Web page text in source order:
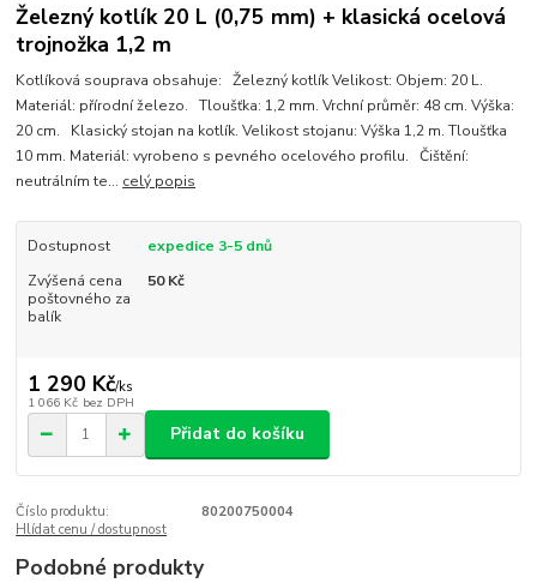
Železný kotlík 20 L (0,75 mm) + klasická ocelová
trojnožka 1,2 m
Kotlíková souprava obsahuje: Železný kotlík Velikost: Objem: 20 L.
Materiál: přírodní železo. Tloušťka: 1,2 mm. Vrchní průměr: 48 cm. Výška:
20 cm. Klasický stojan na kotlík. Velikost stojanu: Výška 1,2 m. Tloušťka
10 mm. Materiál: vyrobeno s pevného ocelového profilu. Čištění:
neutrálním te... celý popis
Dostupnost
expedice 3-5 dnů
Zvýšená cena
poštovného za
balík
50 Kč
1 290 Kč/ks
1 066 Kč bez DPH
Přidat do košíku
Číslo produktu:
80200750004
Hlídat cenu / dostupnost
Podobné produkty